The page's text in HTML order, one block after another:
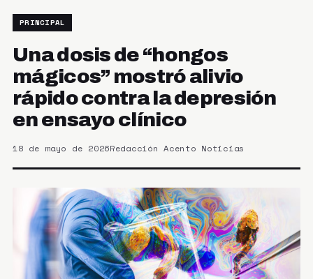
PRINCIPAL
Una dosis de “hongos
mágicos” mostró alivio
rápido contra la depresión
en ensayo clínico
18 de mayo de 2026Redacción Acento Noticias